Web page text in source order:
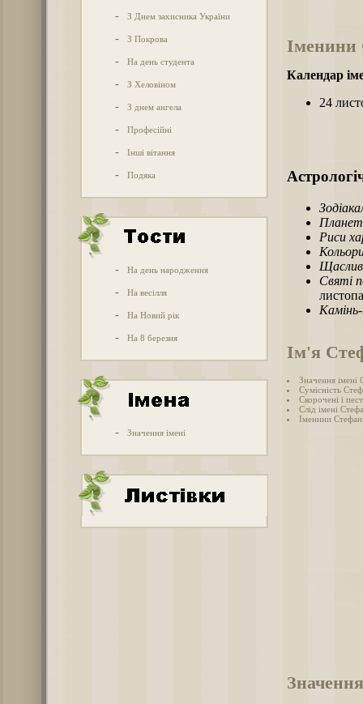
- З Днем захисника України
- З Покрова
- На день студента
- З Хеловіном
- З днем ангела
- Професійні
- Інші вітання
- Подяка
- На день народження
- На весілля
- На Новий рік
- На 8 березня
- Значення імені
Іменини
Календар
24
Риси
Святі
Ім'я
Значення імені
Сумісність
Скорочені і
Слід імені
Іменини